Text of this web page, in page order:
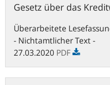
Gesetz über das
Überarbeitete
- Nichtamtlicher Text -
27.03.2020 PDF